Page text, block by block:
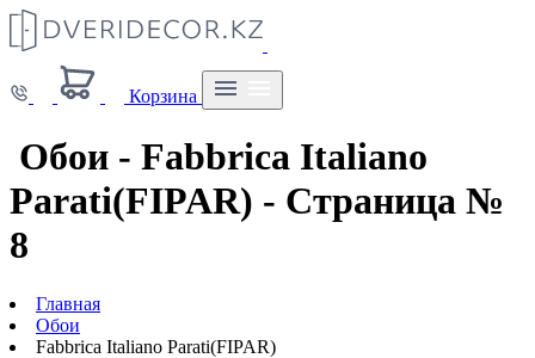
Корзина
Обои - Fabbrica Italiano
Parati(FIPAR) - Страница №
8
Главная
Обои
Fabbrica Italiano Parati(FIPAR)